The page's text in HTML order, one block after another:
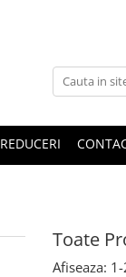
REDUCERI
Toate
Afiseaza: 1-